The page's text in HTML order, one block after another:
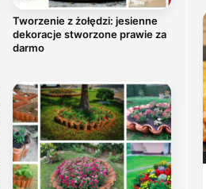
Tworzenie z żołędzi: jesienne
dekoracje stworzone prawie za
darmo